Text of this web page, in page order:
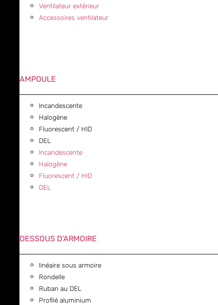
Ventilateur extérieur
Accessoires ventilateur
AMPOULE
Incandescente
Halogène
Fluorescent / HID
DEL
Incandescente
Halogène
Fluorescent / HID
DEL
DESSOUS D'ARMOIRE
linéaire sous armoire
Rondelle
Ruban au DEL
Profilé aluminium